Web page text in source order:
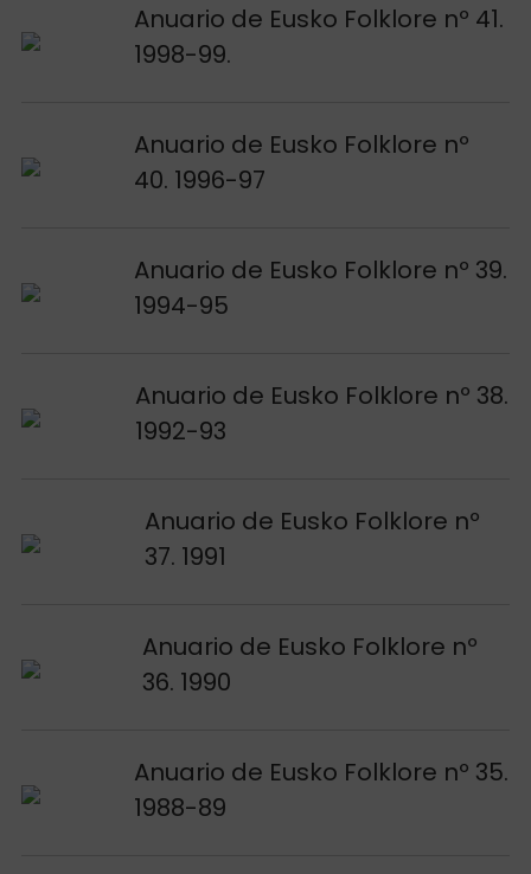
Anuario de Eusko Folklore nº 41.
1998-99.
Voir publication
Anuario de Eusko Folklore nº
40. 1996-97
Voir publication
Anuario de Eusko Folklore nº 39.
1994-95
Voir publication
Anuario de Eusko Folklore nº 38.
1992-93
Voir publication
Anuario de Eusko Folklore nº
37. 1991
Voir publication
Anuario de Eusko Folklore nº
36. 1990
Voir publication
Anuario de Eusko Folklore nº 35.
1988-89
Voir publication